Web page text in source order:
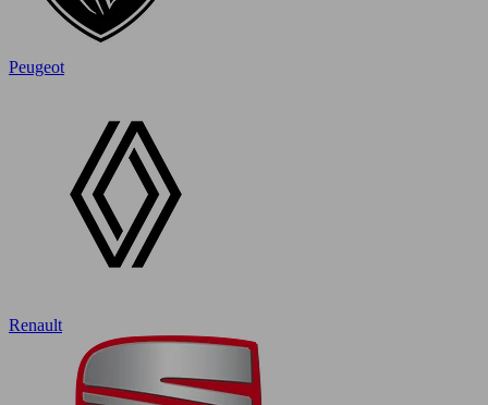
Peugeot
Renault